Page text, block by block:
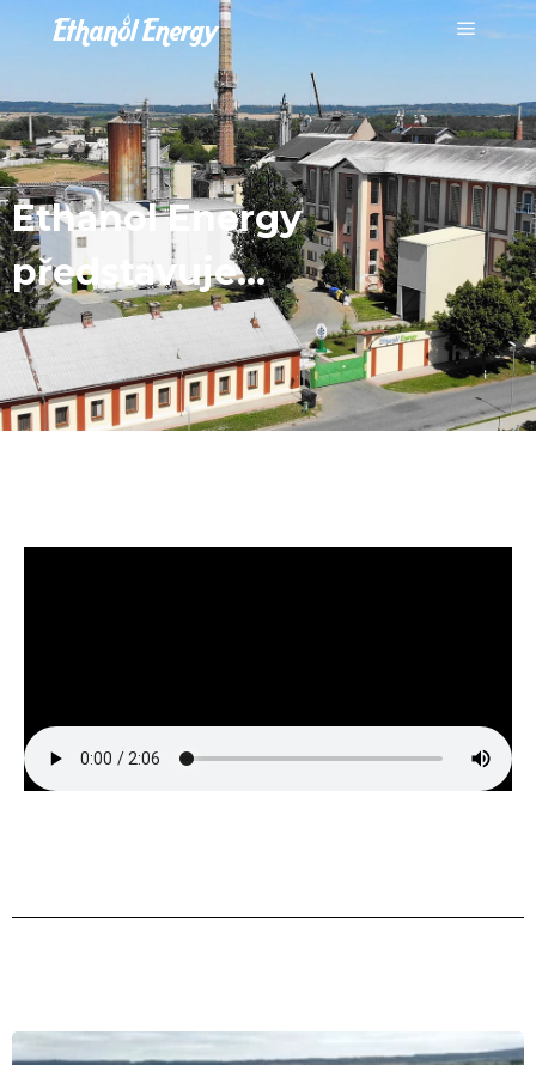
Ethanol Energy
představuje…